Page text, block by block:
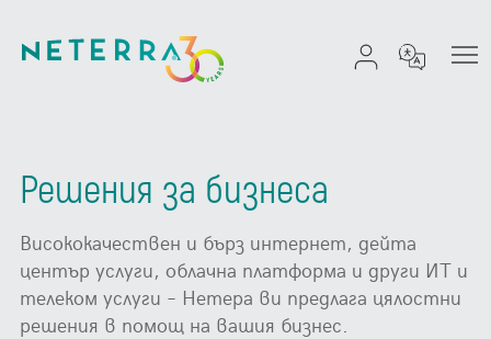
Решения за бизнеса
Висококачествен и бърз интернет, дейта
център услуги, облачна платформа и други ИТ и
телеком услуги – Нетера ви предлага цялостни
решения в помощ на вашия бизнес.